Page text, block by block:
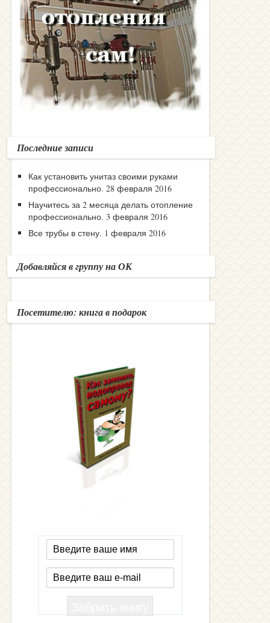
Последние записи
Как установить унитаз своими руками
профессионально. 28 февраля 2016
Научитесь за 2 месяца делать отопление
профессионально. 3 февраля 2016
Все трубы в стену. 1 февраля 2016
Добавляйся в группу на ОК
Посетителю: книга в подарок